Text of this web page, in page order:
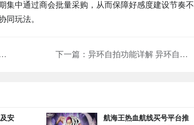
集中通过商会批量采购，从而保障好感度建设节奏不
同玩法。
乔乔的奇妙冒险黄金赞歌上线时间 乔乔的奇妙冒险黄金赞歌何时发布 下一篇： 异环自拍功能详解 异环自拍操作步骤与实用技巧
安
航海王热血航线买号平台推